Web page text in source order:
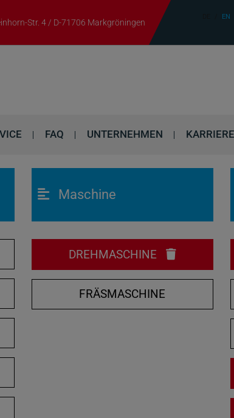
Str. 4 / D-71706 Markgröningen
EN
FAQ UNTERNEHMEN KARRIERE
Maschine
DREHMASCHINE
FRÄSMASCHINE